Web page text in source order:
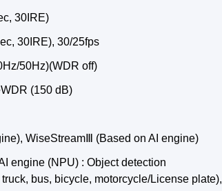
30IRE)
30IRE), 30/25fps
50Hz)(WDR off)
(150 dB)
WiseStream (Based on AI engine)
engine (NPU) : Object detection
bus, bicycle, motorcycle/License plate),